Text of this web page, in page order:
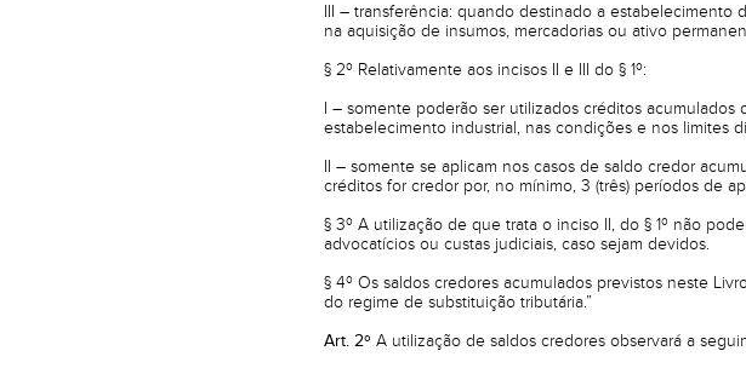
III – transferência: quando destinado a
na aquisição de insumos, mercadorias ou ativo
§ 2º Relativamente aos incisos II e III do § 1º:
I – somente poderão ser utilizados créditos
estabelecimento industrial, nas condições e nos limites
II – somente se aplicam nos casos de saldo credor
créditos for credor por, no mínimo, 3 (três) períodos de
§ 3º A utilização de que trata o inciso II, do § 1º não
advocatícios ou custas judiciais, caso sejam devidos.
§ 4º Os saldos credores acumulados previstos neste
do regime de substituição tributária.”
Art. 2º A utilização de saldos credores observará a